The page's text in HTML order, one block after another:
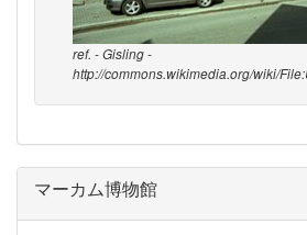
ref. - Gisling -
http://commons.wikimedia.org/wiki/
マーカム博物館